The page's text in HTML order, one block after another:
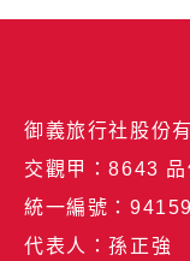
御義旅行社股份
交觀甲：8643
統一編號：
代表人：孫正強